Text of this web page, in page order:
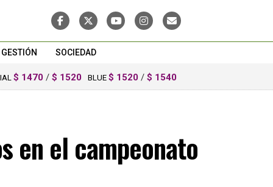
GESTIÓN SOCIEDAD
$ 1470 / $ 1520 BLUE $ 1520 / $ 1540
en el campeonato